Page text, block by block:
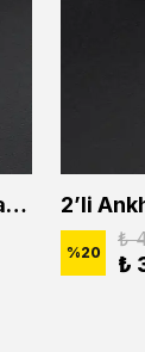
2'li Ankh Anahtarı - Nil'in Anahtarı Erkek Kadın Kolye Seti
%20
₺
₺